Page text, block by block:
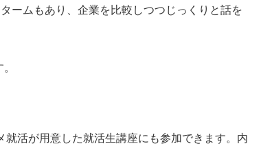
ームもあり、企業を比較しつつじっくりと話を
活が用意した就活生講座にも参加できます。内